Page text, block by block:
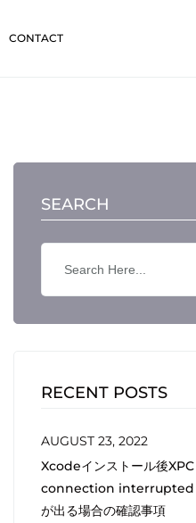
CONTACT
SEARCH
RECENT POSTS
AUGUST 23, 2022
Xcodeインストール後XPC
connection interrupted
が出る場合の確認事項